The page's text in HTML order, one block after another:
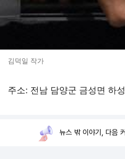
김덕일 작가
주소: 전남 담양군 금성면 하
뉴스 밖 이야기, 다음